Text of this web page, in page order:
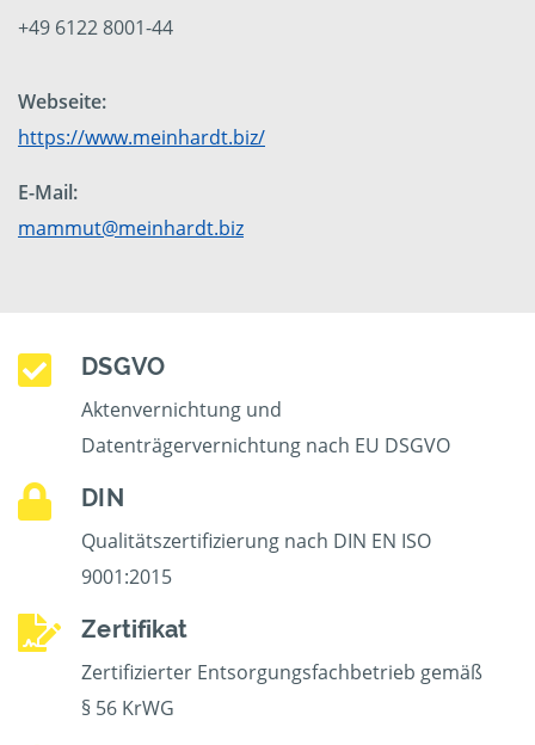
+49 6122 8001-44
Webseite:
https://www.meinhardt.biz/
E-Mail:
mammut@meinhardt.biz
DSGVO
Aktenvernichtung und
Datenträgervernichtung nach EU DSGVO
DIN
Qualitätszertifizierung nach DIN EN ISO
9001:2015
Zertifikat
Zertifizierter Entsorgungsfachbetrieb gemäß
§ 56 KrWG